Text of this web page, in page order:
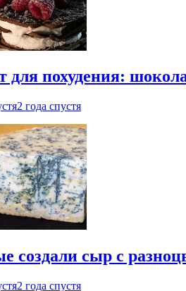
для похудения:
2 года спустя
создали сыр с
2 года спустя